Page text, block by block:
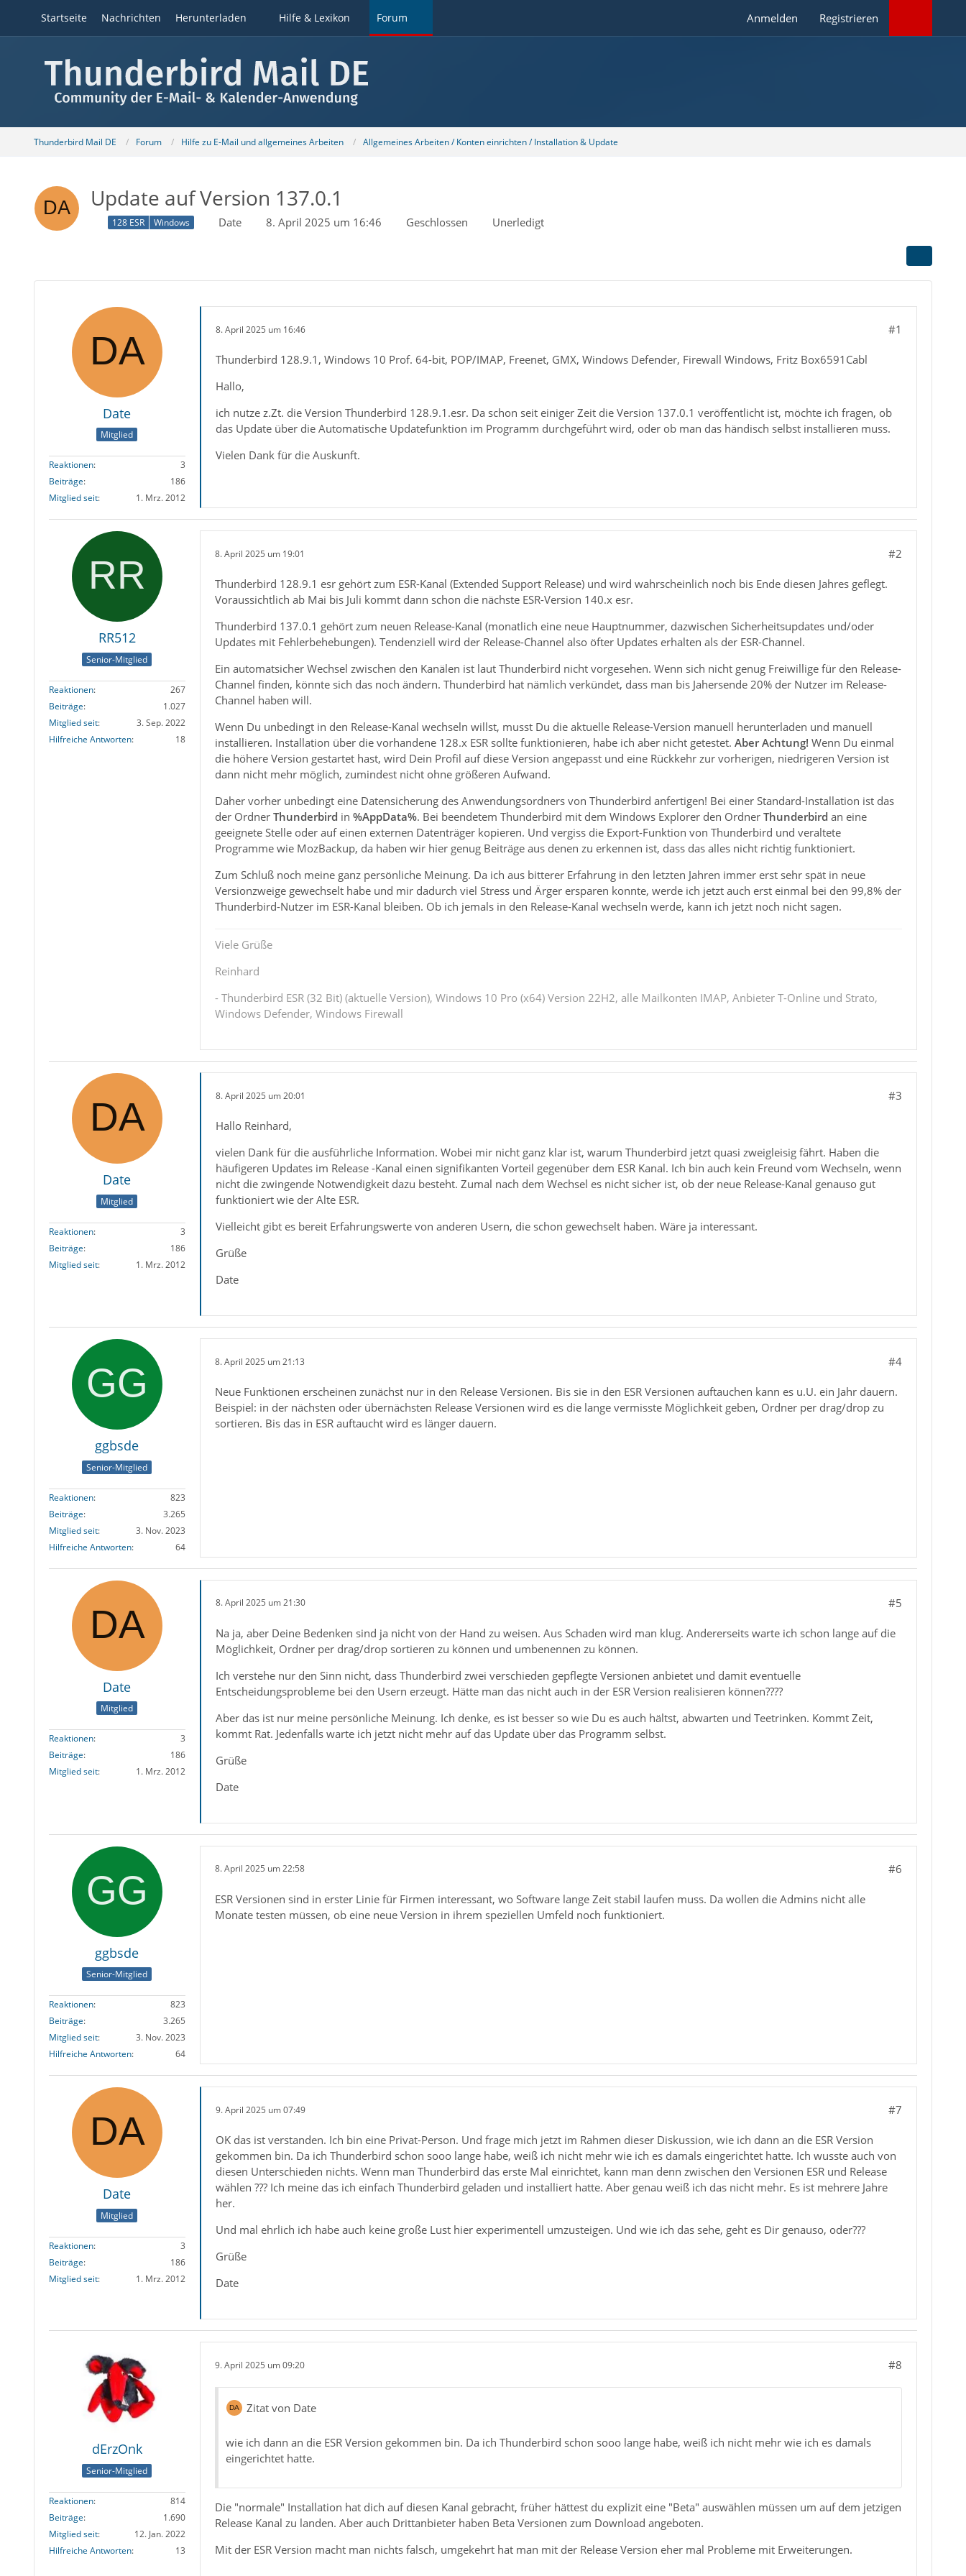
Startseite Nachrichten Herunterladen Hilfe & Lexikon Forum Anmelden Registrieren
Thunderbird Mail DE Forum Hilfe zu E-Mail und allgemeines Arbeiten Allgemeines Arbeiten / Konten einrichten / Installation & Update
Update auf Version 137.0.1
128 ESR Windows Date 8. April 2025 um 16:46 Geschlossen Unerledigt
Date
Mitglied
Reaktionen
3
Beiträge
186
Mitglied seit
1. Mrz. 2012
8. April 2025 um 16:46 #1
Thunderbird 128.9.1, Windows 10 Prof. 64-bit, POP/IMAP, Freenet, GMX, Windows Defender, Firewall Windows, Fritz Box6591Cabl
Hallo,
ich nutze z.Zt. die Version Thunderbird 128.9.1.esr. Da schon seit einiger Zeit die Version 137.0.1 veröffentlicht ist, möchte ich fragen, ob
das Update über die Automatische Updatefunktion im Programm durchgeführt wird, oder ob man das händisch selbst installieren muss.
Vielen Dank für die Auskunft.
RR512
Senior-Mitglied
Reaktionen
267
Beiträge
1.027
Mitglied seit
3. Sep. 2022
Hilfreiche Antworten
18
8. April 2025 um 19:01 #2
Thunderbird 128.9.1 esr gehört zum ESR-Kanal (Extended Support Release) und wird wahrscheinlich noch bis Ende diesen Jahres geflegt.
Voraussichtlich ab Mai bis Juli kommt dann schon die nächste ESR-Version 140.x esr.
Thunderbird 137.0.1 gehört zum neuen Release-Kanal (monatlich eine neue Hauptnummer, dazwischen Sicherheitsupdates und/oder
Updates mit Fehlerbehebungen). Tendenziell wird der Release-Channel also öfter Updates erhalten als der ESR-Channel.
Ein automatsicher Wechsel zwischen den Kanälen ist laut Thunderbird nicht vorgesehen. Wenn sich nicht genug Freiwillige für den Release-
Channel finden, könnte sich das noch ändern. Thunderbird hat nämlich verkündet, dass man bis Jahersende 20% der Nutzer im Release-
Channel haben will.
Wenn Du unbedingt in den Release-Kanal wechseln willst, musst Du die aktuelle Release-Version manuell herunterladen und manuell
installieren. Installation über die vorhandene 128.x ESR sollte funktionieren, habe ich aber nicht getestet. Aber Achtung! Wenn Du einmal
die höhere Version gestartet hast, wird Dein Profil auf diese Version angepasst und eine Rückkehr zur vorherigen, niedrigeren Version ist
dann nicht mehr möglich, zumindest nicht ohne größeren Aufwand.
Daher vorher unbedingt eine Datensicherung des Anwendungsordners von Thunderbird anfertigen! Bei einer Standard-Installation ist das
der Ordner Thunderbird in %AppData%. Bei beendetem Thunderbird mit dem Windows Explorer den Ordner Thunderbird an eine
geeignete Stelle oder auf einen externen Datenträger kopieren. Und vergiss die Export-Funktion von Thunderbird und veraltete
Programme wie MozBackup, da haben wir hier genug Beiträge aus denen zu erkennen ist, dass das alles nicht richtig funktioniert.
Zum Schluß noch meine ganz persönliche Meinung. Da ich aus bitterer Erfahrung in den letzten Jahren immer erst sehr spät in neue
Versionzweige gewechselt habe und mir dadurch viel Stress und Ärger ersparen konnte, werde ich jetzt auch erst einmal bei den 99,8% der
Thunderbird-Nutzer im ESR-Kanal bleiben. Ob ich jemals in den Release-Kanal wechseln werde, kann ich jetzt noch nicht sagen.
Viele Grüße
Reinhard
- Thunderbird ESR (32 Bit) (aktuelle Version), Windows 10 Pro (x64) Version 22H2, alle Mailkonten IMAP, Anbieter T-Online und Strato,
Windows Defender, Windows Firewall
Date
Mitglied
Reaktionen
3
Beiträge
186
Mitglied seit
1. Mrz. 2012
8. April 2025 um 20:01 #3
Hallo Reinhard,
vielen Dank für die ausführliche Information. Wobei mir nicht ganz klar ist, warum Thunderbird jetzt quasi zweigleisig fährt. Haben die
häufigeren Updates im Release -Kanal einen signifikanten Vorteil gegenüber dem ESR Kanal. Ich bin auch kein Freund vom Wechseln, wenn
nicht die zwingende Notwendigkeit dazu besteht. Zumal nach dem Wechsel es nicht sicher ist, ob der neue Release-Kanal genauso gut
funktioniert wie der Alte ESR.
Vielleicht gibt es bereit Erfahrungswerte von anderen Usern, die schon gewechselt haben. Wäre ja interessant.
Grüße
Date
ggbsde
Senior-Mitglied
Reaktionen
823
Beiträge
3.265
Mitglied seit
3. Nov. 2023
Hilfreiche Antworten
64
8. April 2025 um 21:13 #4
Neue Funktionen erscheinen zunächst nur in den Release Versionen. Bis sie in den ESR Versionen auftauchen kann es u.U. ein Jahr dauern.
Beispiel: in der nächsten oder übernächsten Release Versionen wird es die lange vermisste Möglichkeit geben, Ordner per drag/drop zu
sortieren. Bis das in ESR auftaucht wird es länger dauern.
Date
Mitglied
Reaktionen
3
Beiträge
186
Mitglied seit
1. Mrz. 2012
8. April 2025 um 21:30 #5
Na ja, aber Deine Bedenken sind ja nicht von der Hand zu weisen. Aus Schaden wird man klug. Andererseits warte ich schon lange auf die
Möglichkeit, Ordner per drag/drop sortieren zu können und umbenennen zu können.
Ich verstehe nur den Sinn nicht, dass Thunderbird zwei verschieden gepflegte Versionen anbietet und damit eventuelle
Entscheidungsprobleme bei den Usern erzeugt. Hätte man das nicht auch in der ESR Version realisieren können????
Aber das ist nur meine persönliche Meinung. Ich denke, es ist besser so wie Du es auch hältst, abwarten und Teetrinken. Kommt Zeit,
kommt Rat. Jedenfalls warte ich jetzt nicht mehr auf das Update über das Programm selbst.
Grüße
Date
ggbsde
Senior-Mitglied
Reaktionen
823
Beiträge
3.265
Mitglied seit
3. Nov. 2023
Hilfreiche Antworten
64
8. April 2025 um 22:58 #6
ESR Versionen sind in erster Linie für Firmen interessant, wo Software lange Zeit stabil laufen muss. Da wollen die Admins nicht alle
Monate testen müssen, ob eine neue Version in ihrem speziellen Umfeld noch funktioniert.
Date
Mitglied
Reaktionen
3
Beiträge
186
Mitglied seit
1. Mrz. 2012
9. April 2025 um 07:49 #7
OK das ist verstanden. Ich bin eine Privat-Person. Und frage mich jetzt im Rahmen dieser Diskussion, wie ich dann an die ESR Version
gekommen bin. Da ich Thunderbird schon sooo lange habe, weiß ich nicht mehr wie ich es damals eingerichtet hatte. Ich wusste auch von
diesen Unterschieden nichts. Wenn man Thunderbird das erste Mal einrichtet, kann man denn zwischen den Versionen ESR und Release
wählen ??? Ich meine das ich einfach Thunderbird geladen und installiert hatte. Aber genau weiß ich das nicht mehr. Es ist mehrere Jahre
her.
Und mal ehrlich ich habe auch keine große Lust hier experimentell umzusteigen. Und wie ich das sehe, geht es Dir genauso, oder???
Grüße
Date
dErzOnk
Senior-Mitglied
Reaktionen
814
Beiträge
1.690
Mitglied seit
12. Jan. 2022
Hilfreiche Antworten
13
9. April 2025 um 09:20 #8
Zitat von Date
wie ich dann an die ESR Version gekommen bin. Da ich Thunderbird schon sooo lange habe, weiß ich nicht mehr wie ich es damals
eingerichtet hatte.
Die "normale" Installation hat dich auf diesen Kanal gebracht, früher hättest du explizit eine "Beta" auswählen müssen um auf dem jetzigen
Release Kanal zu landen. Aber auch Drittanbieter haben Beta Versionen zum Download angeboten.
Mit der ESR Version macht man nichts falsch, umgekehrt hat man mit der Release Version eher mal Probleme mit Erweiterungen.